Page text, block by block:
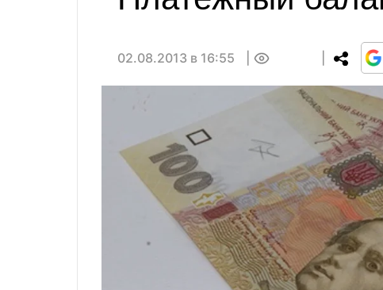
02.08.2013 в 16:55